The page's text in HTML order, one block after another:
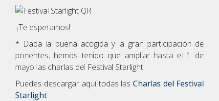
¡Te esperamos!
* Dada la buena acogida y la gran participación de
ponentes, hemos tenido que ampliar hasta el 1 de
mayo las charlas del Festival Starlight.
Puedes descargar aquí todas lasCharlas del Festival
Starlight